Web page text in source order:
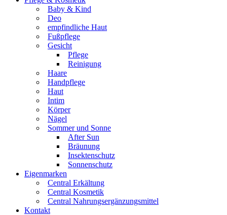
Baby & Kind
Deo
empfindliche Haut
Fußpflege
Gesicht
Pflege
Reinigung
Haare
Handpflege
Haut
Intim
Körper
Nägel
Sommer und Sonne
After Sun
Bräunung
Insektenschutz
Sonnenschutz
Eigenmarken
Central Erkältung
Central Kosmetik
Central Nahrungsergänzungsmittel
Kontakt